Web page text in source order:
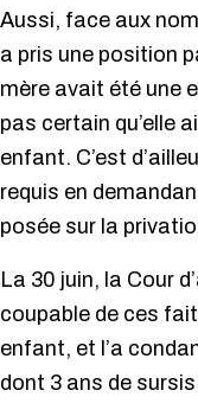
Aussi, face aux
a pris une position
mère avait été une
pas certain qu’elle
enfant. C’est
requis en
posée sur la
La 30 juin, la Cour
coupable de ces
enfant, et l’a
dont 3 ans de